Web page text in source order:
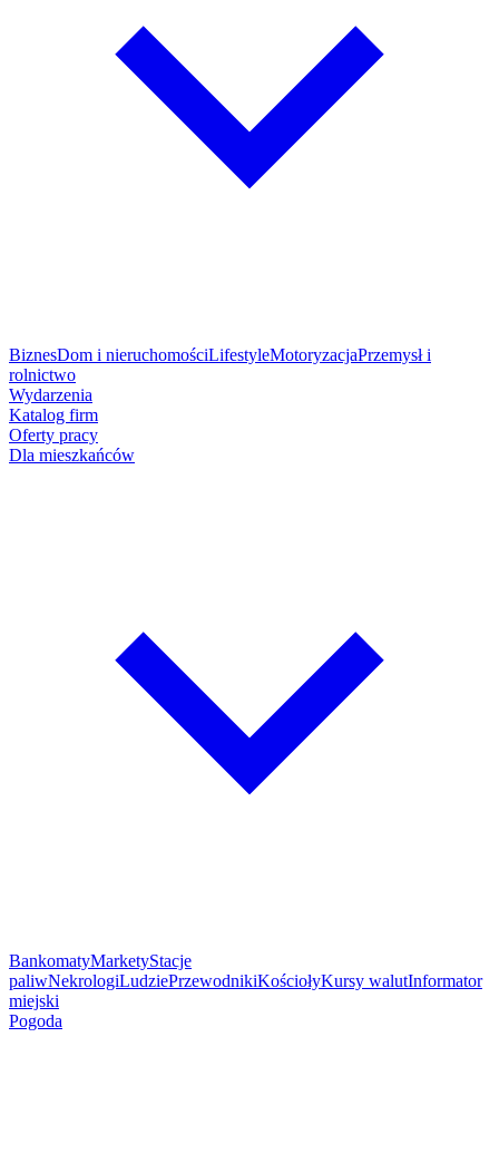
BiznesDom i nieruchomościLifestyleMotoryzacjaPrzemysł i
rolnictwo
Wydarzenia
Katalog firm
Oferty pracy
Dla mieszkańców
BankomatyMarketyStacje
paliwNekrologiLudziePrzewodnikiKościołyKursy walutInformator
miejski
Pogoda